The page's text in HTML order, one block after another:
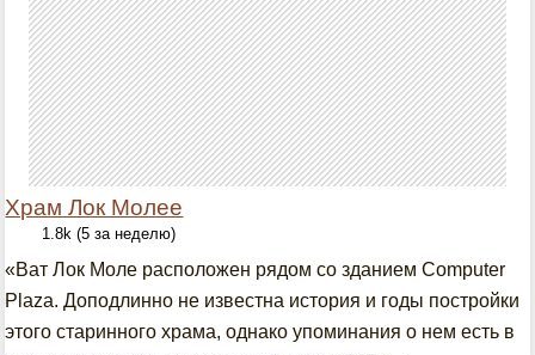
Храм Лок Молее
1.8k (5 за неделю)
«Ват Лок Моле расположен рядом со зданием Computer
Plaza. Доподлинно не известна история и годы постройки
этого старинного храма, однако упоминания о нем есть в